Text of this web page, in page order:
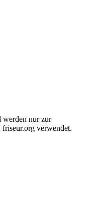
werden nur zur
verwendet.